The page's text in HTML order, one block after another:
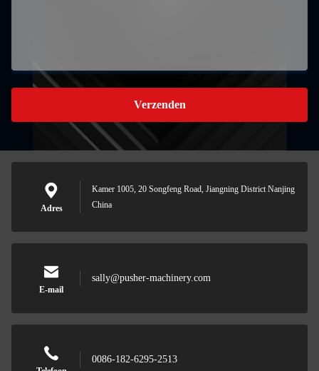
Verzenden
Adres
Kamer 1005, 20 Songfeng Road, Jiangning District Nanjing
China
E-mail
sally@pusher-machinery.com
0086-182-6295-2513